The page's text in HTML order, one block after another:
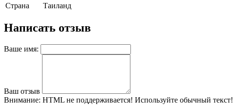
Страна
Таиланд
Написать отзыв
Ваше имя:
Ваш отзыв
Внимание: HTML не поддерживается! Используйте обычный текст!